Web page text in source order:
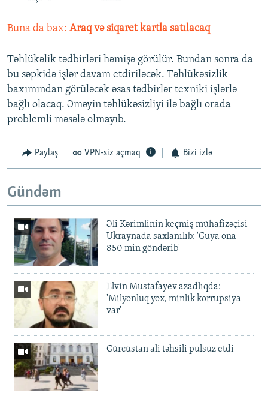
Buna da bax: Araq və siqaret kartla satılacaq
Təhlükəlik tədbirləri həmişə görülür. Bundan sonra da
bu səpkidə işlər davam etdiriləcək. Təhlükəsizlik
baxımından görüləcək əsas tədbirlər texniki işlərlə
bağlı olacaq. Əməyin təhlükəsizliyi ilə bağlı orada
problemli məsələ olmayıb.
Paylaş VPN-siz açmaq Bizi izlə
Gündəm
Əli Kərimlinin keçmiş mühafizəçisi
Ukraynada saxlanılıb: 'Guya ona
850 min göndərib'
Elvin Mustafayev azadlıqda:
'Milyonluq yox, minlik korrupsiya
var'
Gürcüstan ali təhsili pulsuz etdi